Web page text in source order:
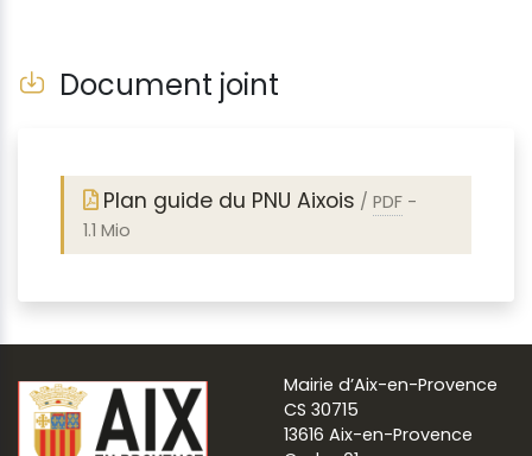
Document joint
Plan guide du PNU Aixois / PDF -
1.1 Mio
Mairie d’Aix-en-Provence
CS 30715
13616 Aix-en-Provence